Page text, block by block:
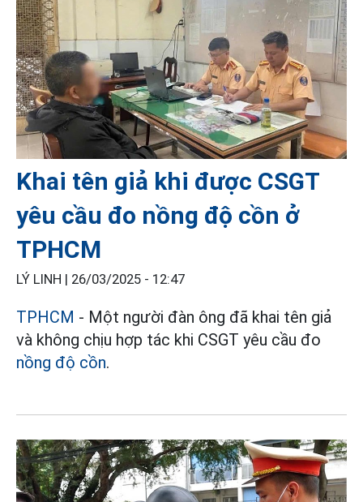
Khai tên giả khi được CSGT
yêu cầu đo nồng độ cồn ở
TPHCM
LÝ LINH | 26/03/2025 - 12:47
TPHCM - Một người đàn ông đã khai tên giả
và không chịu hợp tác khi CSGT yêu cầu đo
nồng độ cồn.